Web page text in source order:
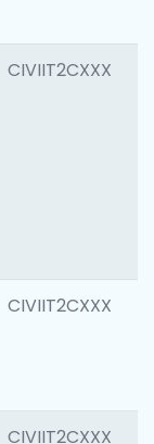
CIVIIT2CXXX
CIVIIT2CXXX
CIVIIT2CXXX